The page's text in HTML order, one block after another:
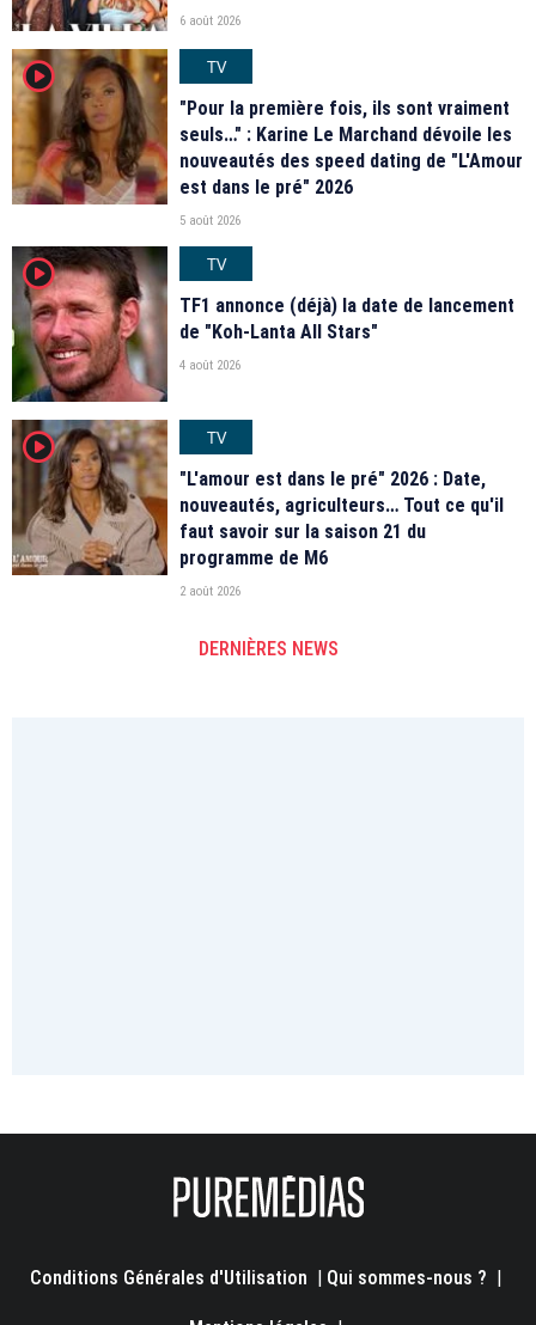
6 août 2026
player2
TV
"Pour la première fois, ils sont vraiment
seuls…" : Karine Le Marchand dévoile les
nouveautés des speed dating de "L'Amour
est dans le pré" 2026
5 août 2026
player2
TV
TF1 annonce (déjà) la date de lancement
de "Koh-Lanta All Stars"
4 août 2026
player2
TV
"L'amour est dans le pré" 2026 : Date,
nouveautés, agriculteurs… Tout ce qu'il
faut savoir sur la saison 21 du
programme de M6
2 août 2026
DERNIÈRES NEWS
Conditions Générales d'Utilisation | Qui sommes-nous ? |